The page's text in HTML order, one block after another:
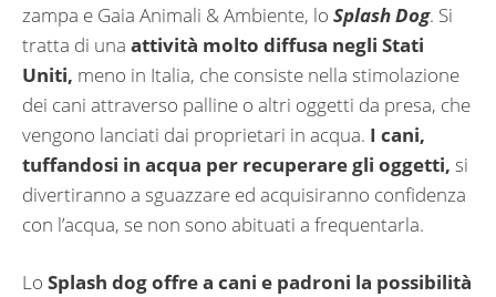
zampa e Gaia Animali & Ambiente, lo Splash Dog. Si
tratta di una attività molto diffusa negli Stati
Uniti, meno in Italia, che consiste nella stimolazione
dei cani attraverso palline o altri oggetti da presa, che
vengono lanciati dai proprietari in acqua. I cani,
tuffandosi in acqua per recuperare gli oggetti, si
divertiranno a sguazzare ed acquisiranno confidenza
con l’acqua, se non sono abituati a frequentarla.
Lo Splash dog offre a cani e padroni la possibilità